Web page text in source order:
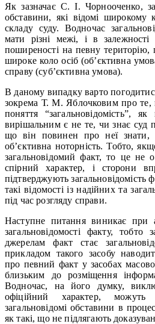
Як зазначає С. І. Чорнооченко,
обставини, які відомі широкому
складу суду. Водночас
мати різні межі, і в
поширеності на певну
широке коло осіб (об’єктивна
справу (суб’єктивна умова).
В даному випадку варто
зокрема Т. М. Яблочковим про те,
поняття “загальновідомість”,
вирішальним є не те, чи знає суд
що він повинен про неї знати,
об’єктивна ноторність. Тобто,
загальновідомий факт, то це не
спірний характер, і сторони
підтверджують загальновідомість
такі відомості із надійних та
під час розгляду справи.
Наступне питання виникає при
загальновідомості факту,
джерелам факт стає
прикладом такого засобу
про певний факт у засобах
близьким до розміщення
Водночас, на його думку,
офіційний характер,
загальновідомі обcтавини в
як такі, що не підлягають